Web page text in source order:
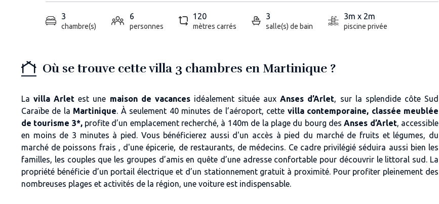
3
chambre(s)
6
personnes
120
mètres carrés
3
salle(s) de bain
3m x 2m
piscine privée
Où se trouve cette villa 3 chambres en Martinique ?
La villa Arletest une maison de vacancesidéalement située auxAnses d’Arlet, sur la splendide côte Sud
Caraïbe de la Martinique. À seulement 40 minutes de l’aéroport, cette villa contemporaine, classée meublée
de tourisme 3*, profite d’un emplacement recherché, à 140m de la plage du bourg desAnses d’Arlet, accessible
en moins de 3 minutes à pied. Vous bénéficierez aussi d'un accès à pied du marché de fruits et légumes, du
marché de poissons frais , d'une épicerie, de restaurants, de médecins. Ce cadre privilégié séduira aussi bien les
familles, les couples que les groupes d’amis en quête d’une adresse confortable pour découvrir le littoral sud. La
propriété bénéficie d’un portail électrique et d’un stationnement gratuit à proximité. Pour profiter pleinement des
nombreuses plages et activités de la région, une voiture est indispensable.